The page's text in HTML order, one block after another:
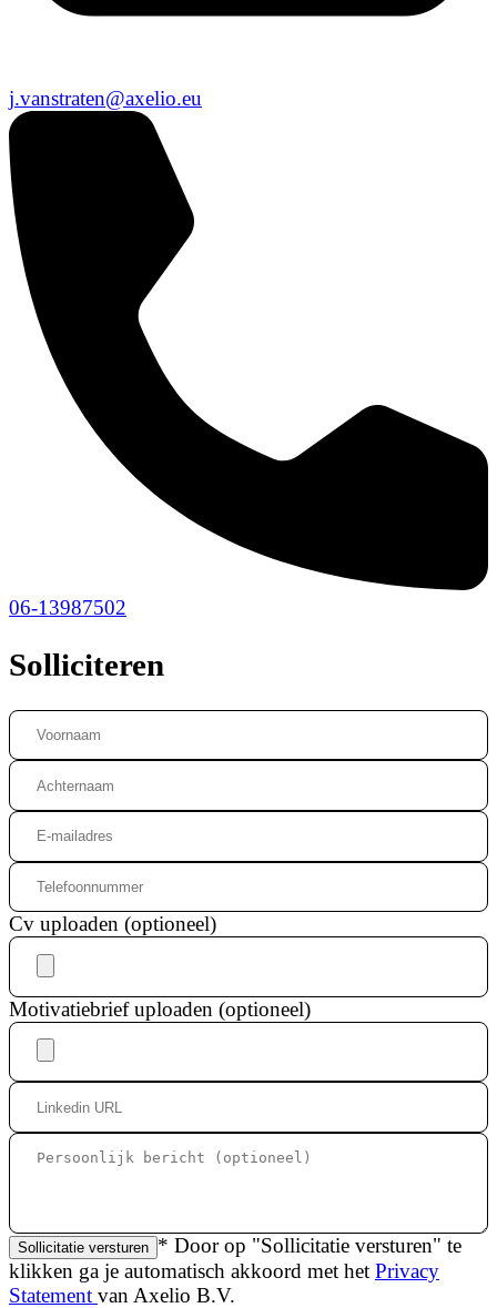
j.vanstraten@axelio.eu
06-13987502
Solliciteren
Cv uploaden (optioneel)
Motivatiebrief uploaden (optioneel)
Sollicitatie versturen * Door op "Sollicitatie versturen" te
klikken ga je automatisch akkoord met het Privacy
Statement van Axelio B.V.